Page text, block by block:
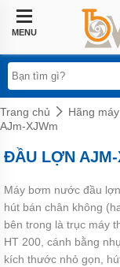
MENU
Trang
chủ
Lĩnh
vực
áp
dụng
Hệ
thống
phun
Bơm
tăng
áp
biến
tần
Trang chủ Hãng
AJm-XJWm
ĐẦU LỢN AJM-
Máy bơm nước đầu
hút bán chân không
bên trong là trục máy
HT 200, cánh bằng
kích thước nhỏ gọn,